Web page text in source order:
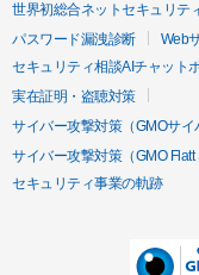
世界初総合ネットセキュリテ
パスワード漏洩診断
Web
セキュリティ相談AIチャット
実在証明・盗聴対策
サイバー攻撃対策（GMOサイ
サイバー攻撃対策（GMO Flatt
セキュリティ事業の軌跡